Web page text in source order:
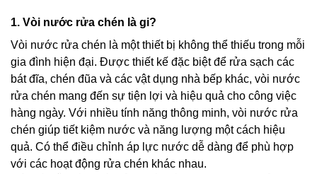
1. Vòi nước rửa chén là gi?
Vòi nước rửa chén là một thiết bị không thể thiếu trong mỗi
gia đình hiện đại. Được thiết kế đặc biệt để rửa sạch các
bát đĩa, chén đũa và các vật dụng nhà bếp khác, vòi nước
rửa chén mang đến sự tiện lợi và hiệu quả cho công việc
hàng ngày. Với nhiều tính năng thông minh, vòi nước rửa
chén giúp tiết kiệm nước và năng lượng một cách hiệu
quả. Có thể điều chỉnh áp lực nước dễ dàng để phù hợp
với các hoạt động rửa chén khác nhau.